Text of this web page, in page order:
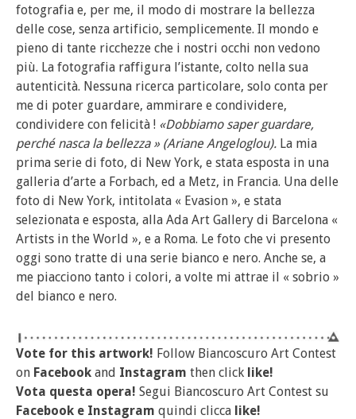
fotografia e, per me, il modo di mostrare la bellezza
delle cose, senza artificio, semplicemente. Il mondo e
pieno di tante ricchezze che i nostri occhi non vedono
più. La fotografia raffigura l’istante, colto nella sua
autenticità. Nessuna ricerca particolare, solo conta per
me di poter guardare, ammirare e condividere,
condividere con felicità ! «Dobbiamo saper guardare,
perché nasca la bellezza » (Ariane Angeloglou). La mia
prima serie di foto, di New York, e stata esposta in una
galleria d’arte a Forbach, ed a Metz, in Francia. Una delle
foto di New York, intitolata « Evasion », e stata
selezionata e esposta, alla Ada Art Gallery di Barcelona «
Artists in the World », e a Roma. Le foto che vi presento
oggi sono tratte di una serie bianco e nero. Anche se, a
me piacciono tanto i colori, a volte mi attrae il « sobrio »
del bianco e nero.
Vote for this artwork! Follow Biancoscuro Art Contest
on Facebook and Instagram then click like!
Vota questa opera! Segui Biancoscuro Art Contest su
Facebook e Instagram quindi clicca like!